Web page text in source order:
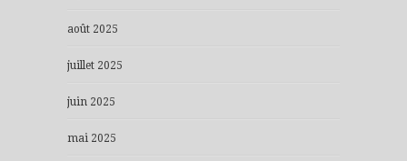
août 2025
juillet 2025
juin 2025
mai 2025